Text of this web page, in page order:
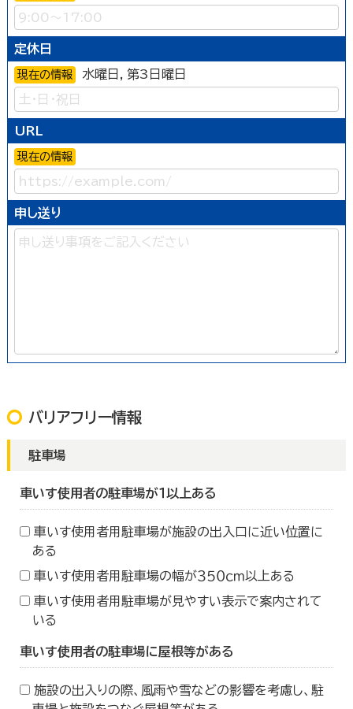
定休日
現在の情報 水曜日，第3日曜日
URL
現在の情報
申し送り
バリアフリー情報
駐車場
車いす使用者の駐車場が１以上ある
車いす使用者用駐車場が施設の出入口に近い位置に
ある
車いす使用者用駐車場の幅が３５０ｃｍ以上ある
車いす使用者用駐車場が見やすい表示で案内されて
いる
車いす使用者の駐車場に屋根等がある
施設の出入りの際、風雨や雪などの影響を考慮し、駐